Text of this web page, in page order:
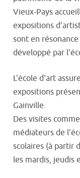
Vieux-Pays
expositions
sont en
développé par
L'école d'art
expositions
Gainville.
Des visites
médiateurs de
scolaires (à partir
les mardis, jeudis